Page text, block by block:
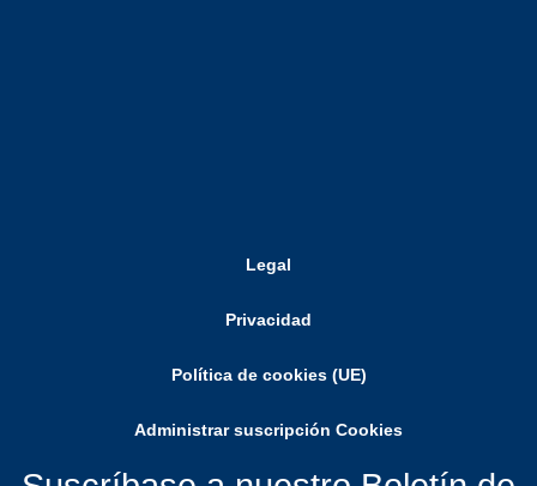
Legal
Privacidad
Política de cookies (UE)
Administrar suscripción Cookies